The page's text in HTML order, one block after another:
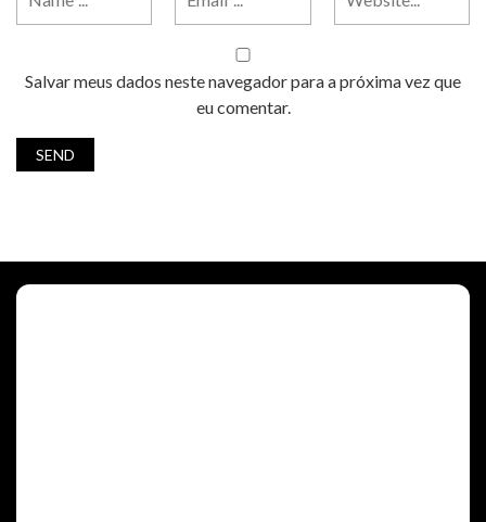
Salvar meus dados neste navegador para a próxima vez que
eu comentar.